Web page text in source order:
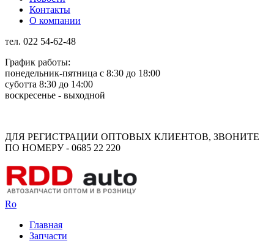
Контакты
О компании
тел. 022 54-62-48
График работы:
понедельник-пятница с 8:30 до 18:00
суботта 8:30 до 14:00
воскресенье - выходной
ДЛЯ РЕГИСТРАЦИИ ОПТОВЫХ КЛИЕНТОВ, ЗВОНИТЕ
ПО НОМЕРУ - 0685 22 220
Ro
Главная
Запчасти